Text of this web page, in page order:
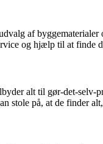
af
og hjælp til at finde
alt til gør-det-
stole på, at de finder